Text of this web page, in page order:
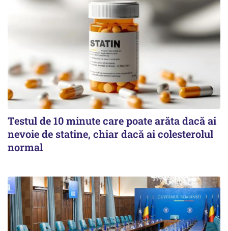
Testul de 10 minute care poate arăta dacă ai
nevoie de statine, chiar dacă ai colesterolul
normal